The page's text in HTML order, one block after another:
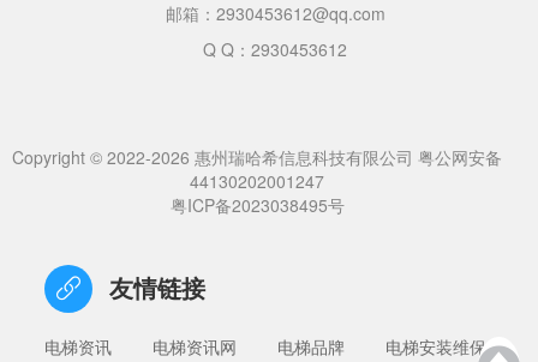
邮箱： 2930453612@qq.com
Q Q：2930453612
Copyright © 2022-2026 惠州瑞哈希信息科技有限公司 粤公网安备
44130202001247
粤ICP备2023038495号
友情链接
电梯资讯 电梯资讯网 电梯品牌 电梯安装维保